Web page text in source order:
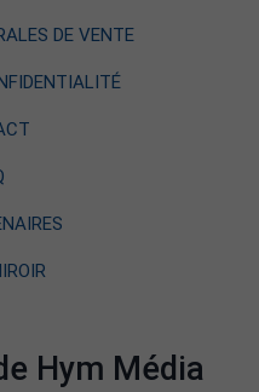
DE VENTE
Hym Média